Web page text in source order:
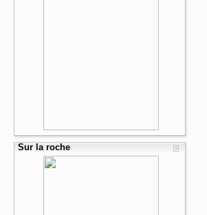
Sur la roche